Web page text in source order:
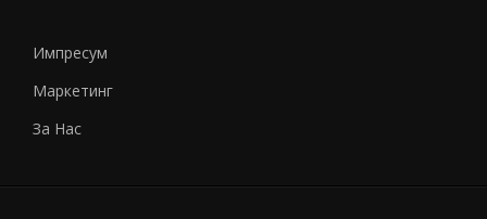
Импресум
Маркетинг
За Нас